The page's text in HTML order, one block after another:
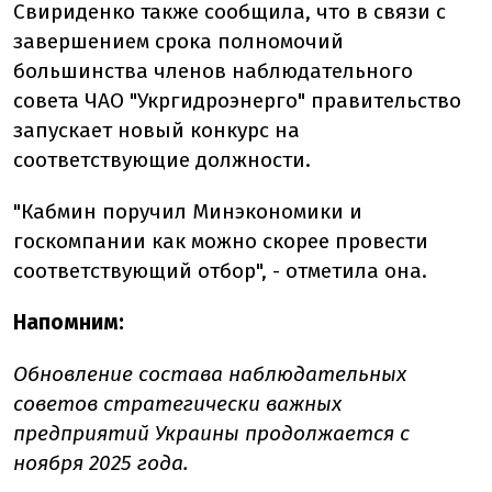
Свириденко также сообщила, что в связи с
завершением срока полномочий
большинства членов наблюдательного
совета ЧАО "Укргидроэнерго" правительство
запускает новый конкурс на
соответствующие должности.
"Кабмин поручил Минэкономики и
госкомпании как можно скорее провести
соответствующий отбор", - отметила она.
Напомним:
Обновление состава наблюдательных
советов стратегически важных
предприятий Украины продолжается с
ноября 2025 года.